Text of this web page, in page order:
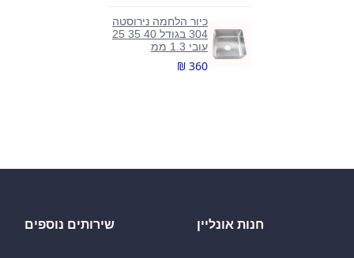
כיור הלחמה נירוסטה
304 בגודל 40 35 25
עובי 1.3 ממ
₪ 360
חנות אונליין שירותים נוספים